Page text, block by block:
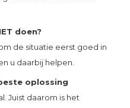
doen?
de situatie eerst goed in
u daarbij helpen.
oplossing
Juist daarom is het